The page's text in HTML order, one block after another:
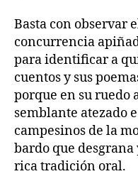
Basta con observar
concurrencia
para identificar a
cuentos y sus
porque en su ruedo
semblante atezado
campesinos de la
bardo que desgrana
rica tradición oral.